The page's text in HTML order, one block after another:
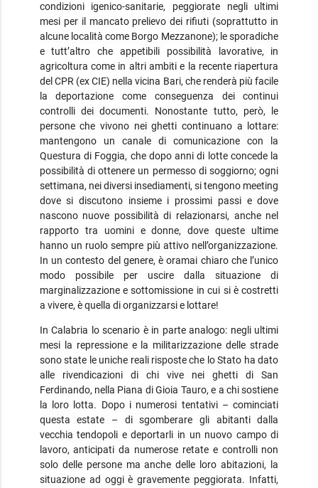
condizioni igenico-sanitarie, peggiorate negli ultimi
mesi per il mancato prelievo dei rifiuti (soprattutto in
alcune località come Borgo Mezzanone); le sporadiche
e tutt’altro che appetibili possibilità lavorative, in
agricoltura come in altri ambiti e la recente riapertura
del CPR (ex CIE) nella vicina Bari, che renderà più facile
la deportazione come conseguenza dei continui
controlli dei documenti. Nonostante tutto, però, le
persone che vivono nei ghetti continuano a lottare:
mantengono un canale di comunicazione con la
Questura di Foggia, che dopo anni di lotte concede la
possibilità di ottenere un permesso di soggiorno; ogni
settimana, nei diversi insediamenti, si tengono meeting
dove si discutono insieme i prossimi passi e dove
nascono nuove possibilità di relazionarsi, anche nel
rapporto tra uomini e donne, dove queste ultime
hanno un ruolo sempre più attivo nell’organizzazione.
In un contesto del genere, è oramai chiaro che l’unico
modo possibile per uscire dalla situazione di
marginalizzazione e sottomissione in cui si è costretti
a vivere, è quella di organizzarsi e lottare!
In Calabria lo scenario è in parte analogo: negli ultimi
mesi la repressione e la militarizzazione delle strade
sono state le uniche reali risposte che lo Stato ha dato
alle rivendicazioni di chi vive nei ghetti di San
Ferdinando, nella Piana di Gioia Tauro, e a chi sostiene
la loro lotta. Dopo i numerosi tentativi – cominciati
questa estate – di sgomberare gli abitanti dalla
vecchia tendopoli e deportarli in un nuovo campo di
lavoro, anticipati da numerose retate e controlli non
solo delle persone ma anche delle loro abitazioni, la
situazione ad oggi è gravemente peggiorata. Infatti,